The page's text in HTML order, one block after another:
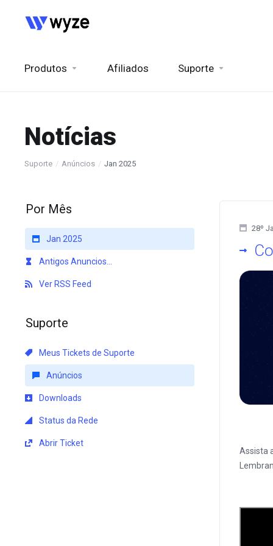
Produtos Afiliados Suporte
Notícias
Suporte Anúncios Jan 2025
Por Mês
Jan 2025
Antigos Anuncios...
Ver RSS Feed
Suporte
Meus Tickets de Suporte
Anúncios
Downloads
Status da Rede
Abrir Ticket
28º
Assista